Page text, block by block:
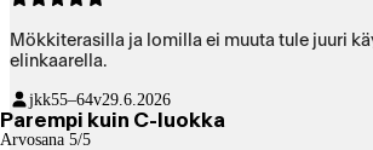
Mökkiterasilla ja lomilla ei muuta tule juuri käytettyä koska
elinkaarella.
jkk55–64v29.6.2026
Parempi kuin C-luokka
Arvosana 5/5